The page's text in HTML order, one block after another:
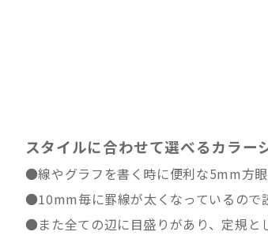
スタイルに合わせて選べるカラー
●線やグラフを書く時に便利な5mm方眼
●10mm毎に罫線が太くなっているので
●また全ての辺に目盛りがあり、定規と